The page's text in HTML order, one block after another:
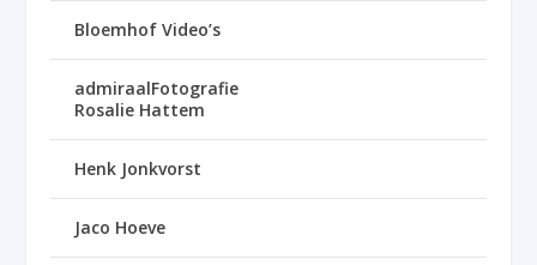
Bloemhof Video’s
admiraalFotografie
Rosalie Hattem
Henk Jonkvorst
Jaco Hoeve